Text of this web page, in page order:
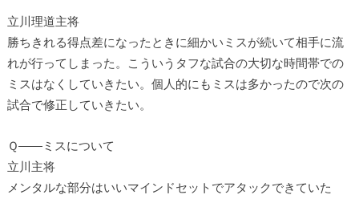
立川理道主将
勝ちきれる得点差になったときに細かいミスが続いて相手に流
れが行ってしまった。こういうタフな試合の大切な時間帯での
ミスはなくしていきたい。個人的にもミスは多かったので次の
試合で修正していきたい。
Ｑ――ミスについて
立川主将
メンタルな部分はいいマインドセットでアタックできていた